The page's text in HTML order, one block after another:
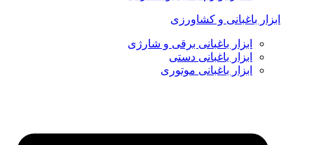
ابزار باغبانی و کشاورزی
ابزار باغبانی برقی و شارژی
ابزار باغبانی دستی
ابزار باغبانی موتوری